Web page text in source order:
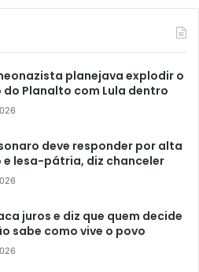
planejava explodir o
do Planalto com Lula dentro
deve responder por alta
lesa-pátria, diz chanceler
juros e diz que quem decide
sabe como vive o povo